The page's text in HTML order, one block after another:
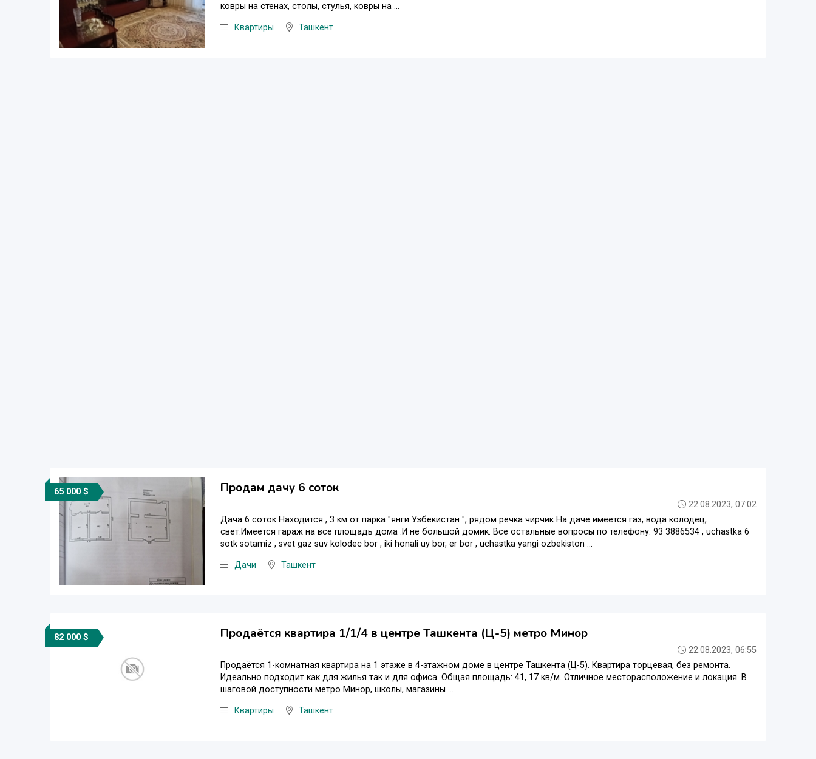
ковры на стенах, столы, стулья, ковры на ...
Квартиры Ташкент
65 000 $ Продам дачу 6 соток
22.08.2023, 07:02
Дача 6 соток Находится , 3 км от парка "янги Узбекистан ", рядом речка чирчик На даче имеется газ, вода колодец,
свет.Имеется гараж на все площадь дома .И не большой домик. Все остальные вопросы по телефону. 93 3886534 , uchastka 6
sotk sotamiz , svet gaz suv kolodec bor , iki honali uy bor, er bor , uchastka yangi ozbekiston ...
Дачи Ташкент
82 000 $ Продаётся квартира 1/1/4 в центре Ташкента (Ц-5) метро Минор
22.08.2023, 06:55
Продаётся 1-комнатная квартира на 1 этаже в 4-этажном доме в центре Ташкента (Ц-5). Квартира торцевая, без ремонта.
Идеально подходит как для жилья так и для офиса. Общая площадь: 41, 17 кв/м. Отличное месторасположение и локация. В
шаговой доступности метро Минор, школы, магазины ...
Квартиры Ташкент